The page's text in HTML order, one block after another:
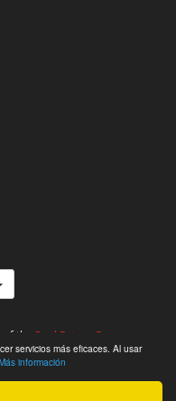
servicios más eficaces. Al usar
información
the Real Estate Group.
© 2026 Todos